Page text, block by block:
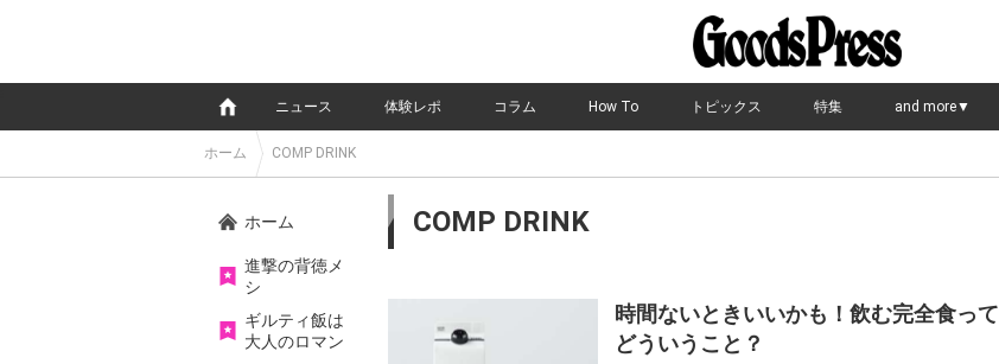
ニュース 体験レポ コラム How To トピックス 特集 and more▼
ホーム COMP DRINK
ホーム
進撃の背徳メ
シ
ギルティ飯は
大人のロマン
COMP DRINK
時間ないときいいかも！飲む完全食って
どういうこと？